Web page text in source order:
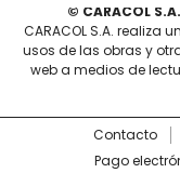
© CARACOL
CARACOL S.A. realiza
usos de las obras y
web a medios de
Contacto
Pago